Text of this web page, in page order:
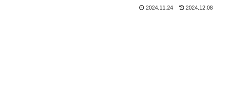
2024.11.24 2024.12.08